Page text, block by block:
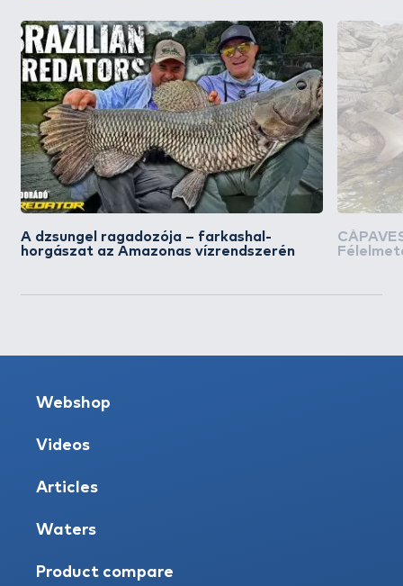
A dzsungel ragadozója – farkashal-
horgászat az Amazonas vízrendszerén
Webshop
Videos
Articles
Waters
Product compare